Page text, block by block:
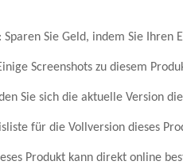
: Sparen Sie Geld, indem Sie Ihren
Screenshots zu diesem
Sie sich die aktuelle Version
für die Vollversion dieses
Produkt kann direkt online